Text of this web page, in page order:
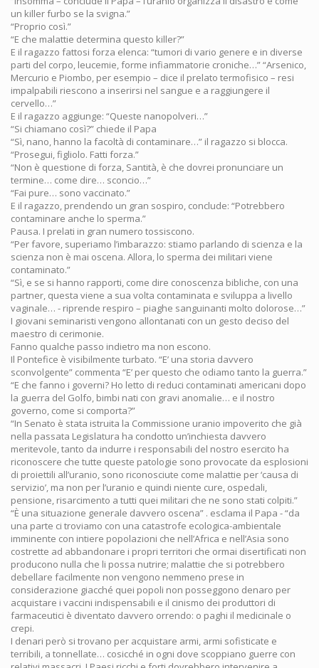
un killer furbo se la svigna.”
“Proprio così.”
“E che malattie determina questo killer?”
E il ragazzo fattosi forza elenca: “tumori di vario genere e in diverse
parti del corpo, leucemie, forme infiammatorie croniche…” “Arsenico,
Mercurio e Piombo, per esempio – dice il prelato termofisico – resi
impalpabili riescono a inserirsi nel sangue e a raggiungere il
cervello…”
E il ragazzo aggiunge: “Queste nanopolveri…”
“Si chiamano così?” chiede il Papa
“Sì, nano, hanno la facoltà di contaminare…” il ragazzo si blocca.
“Prosegui, figliolo. Fatti forza.”
“Non è questione di forza, Santità, è che dovrei pronunciare un
termine… come dire… sconcio…”
“Fai pure… sono vaccinato.”
E il ragazzo, prendendo un gran sospiro, conclude: “Potrebbero
contaminare anche lo sperma.”
Pausa. I prelati in gran numero tossiscono.
“Per favore, superiamo l’imbarazzo: stiamo parlando di scienza e la
scienza non è mai oscena. Allora, lo sperma dei militari viene
contaminato.”
“Sì, e se si hanno rapporti, come dire conoscenza bibliche, con una
partner, questa viene a sua volta contaminata e sviluppa a livello
vaginale… - riprende respiro – piaghe sanguinanti molto dolorose…”
I giovani seminaristi vengono allontanati con un gesto deciso del
maestro di cerimonie.
Fanno qualche passo indietro ma non escono.
Il Pontefice è visibilmente turbato. “E’ una storia davvero
sconvolgente” commenta “E’ per questo che odiamo tanto la guerra.”
“E che fanno i governi? Ho letto di reduci contaminati americani dopo
la guerra del Golfo, bimbi nati con gravi anomalie… e il nostro
governo, come si comporta?”
“In Senato è stata istruita la Commissione uranio impoverito che già
nella passata Legislatura ha condotto un’inchiesta davvero
meritevole, tanto da indurre i responsabili del nostro esercito ha
riconoscere che tutte queste patologie sono provocate da esplosioni
di proiettili all’uranio, sono riconosciute come malattie per ‘causa di
servizio’, ma non per l’uranio e quindi niente cure, ospedali,
pensione, risarcimento a tutti quei militari che ne sono stati colpiti.”
“È una situazione generale davvero oscena” . esclama il Papa - “da
una parte ci troviamo con una catastrofe ecologica-ambientale
imminente con intiere popolazioni che nell’Africa e nell’Asia sono
costrette ad abbandonare i propri territori che ormai disertificati non
producono nulla che li possa nutrire; malattie che si potrebbero
debellare facilmente non vengono nemmeno prese in
considerazione giacché quei popoli non posseggono denaro per
acquistare i vaccini indispensabili e il cinismo dei produttori di
farmaceutici è diventato davvero orrendo: o paghi il medicinale o
crepi.
I denari però si trovano per acquistare armi, armi sofisticate e
terribili, a tonnellate… cosicché in ogni dove scoppiano guerre con